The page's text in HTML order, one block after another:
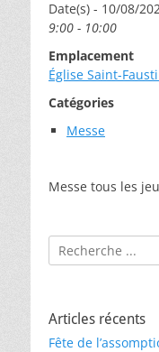
Date(s) - 10/08/
9:00 - 10:00
Emplacement
Église Saint-
Catégories
Messe
Messe tous les
Rechercher :
Articles récents
Fête de